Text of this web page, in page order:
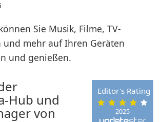
Sie Musik, Filme, TV-
und mehr auf Ihren Geräten
und genießen.
2025
Editor's Rating
Hub und
von